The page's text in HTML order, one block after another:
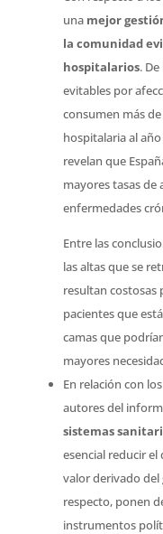
una mejor
la comunidad
hospitalarios.
evitables por
consumen más
hospitalaria al
revelan que
mayores tasas
enfermedades
Entre las
las altas que se
resultan costosas
pacientes que
camas que
mayores
En relación con
autores del
sistemas
esencial reducir
valor derivado del
respecto, ponen
instrumentos